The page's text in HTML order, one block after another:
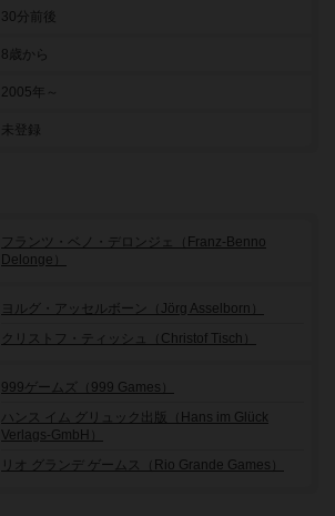
30分前後
8歳から
2005年～
未登録
フランツ・ベノ・デロンジェ（Franz-Benno
Delonge）
ヨルグ・アッセルボーン（Jörg Asselborn）
クリストフ・ティッシュ（Christof Tisch）
999ゲームズ（999 Games）
ハンス イム グリュック出版（Hans im Glück
Verlags-GmbH）
リオ グランデ ゲームス（Rio Grande Games）